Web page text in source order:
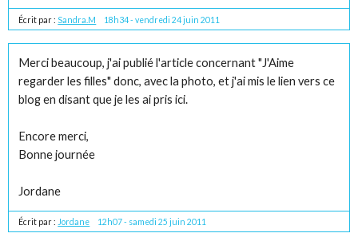
Écrit par : Sandra.M 18h34-vendredi 24 juin 2011
Merci beaucoup, j'ai publié l'article concernant "J'Aime
regarder les filles" donc, avec la photo, et j'ai mis le lien vers ce
blog en disant que je les ai pris ici.
Encore merci,
Bonne journée
Jordane
Écrit par : Jordane 12h07- samedi 25 juin 2011